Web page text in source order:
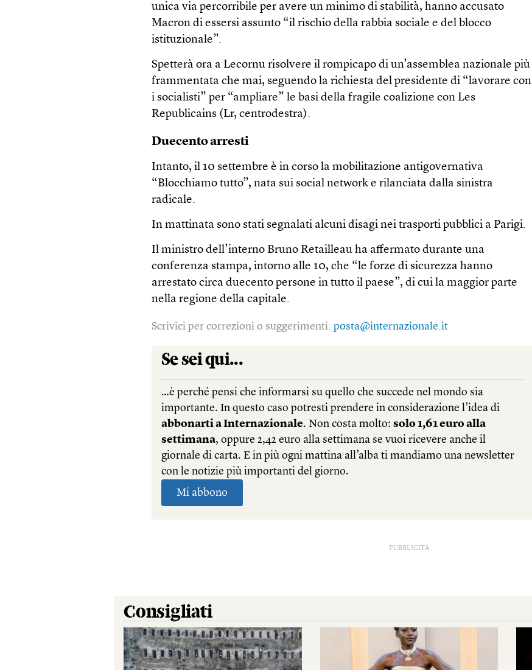
unica via percorribile per avere un minimo di stabilità, hanno accusato
Macron di essersi assunto “il rischio della rabbia sociale e del blocco
istituzionale”.
Spetterà ora a Lecornu risolvere il rompicapo di un’assemblea nazionale più
frammentata che mai, seguendo la richiesta del presidente di “lavorare con
i socialisti” per “ampliare” le basi della fragile coalizione con Les
Republicains (Lr, centrodestra).
Duecento arresti
Intanto, il 10 settembre è in corso la mobilitazione antigovernativa
“Blocchiamo tutto”, nata sui social network e rilanciata dalla sinistra
radicale.
In mattinata sono stati segnalati alcuni disagi nei trasporti pubblici a Parigi.
Il ministro dell’interno Bruno Retailleau ha affermato durante una
conferenza stampa, intorno alle 10, che “le forze di sicurezza hanno
arrestato circa duecento persone in tutto il paese”, di cui la maggior parte
nella regione della capitale.
Scrivici per correzioni o suggerimenti:posta@internazionale.it
PUBBLICITÀ
Consigliati